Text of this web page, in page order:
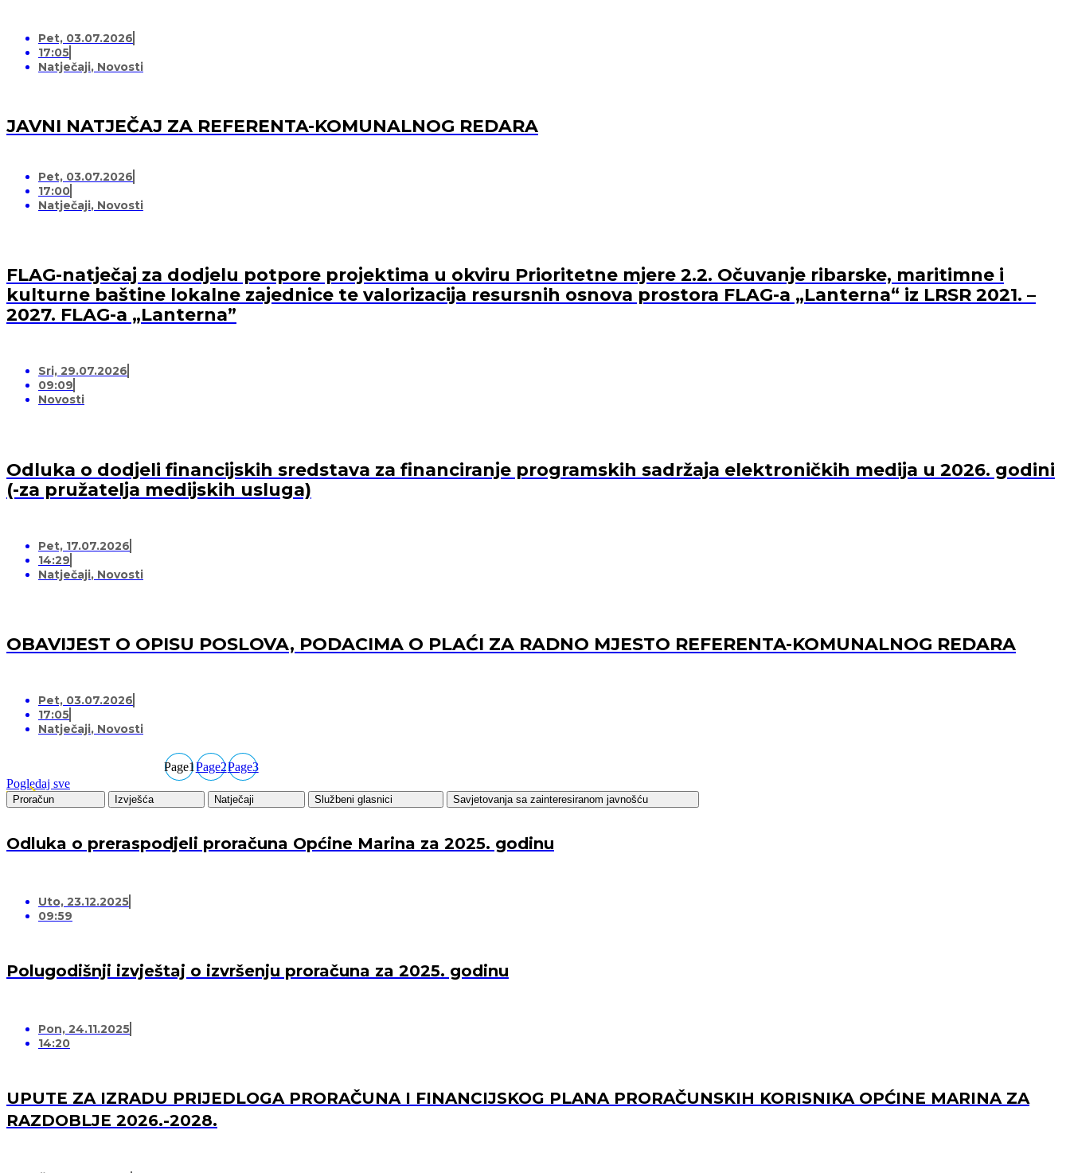
Pet, 03.07.2026
17:05
Natječaji, Novosti
JAVNI NATJEČAJ ZA REFERENTA-KOMUNALNOG REDARA
Pet, 03.07.2026
17:00
Natječaji, Novosti
FLAG-natječaj za dodjelu potpore projektima u okviru Prioritetne mjere 2.2. Očuvanje ribarske, maritimne i
kulturne baštine lokalne zajednice te valorizacija resursnih osnova prostora FLAG-a „Lanterna“ iz LRSR 2021. –
2027. FLAG-a „Lanterna”
Sri, 29.07.2026
09:09
Novosti
Odluka o dodjeli financijskih sredstava za financiranje programskih sadržaja elektroničkih medija u 2026. godini
(-za pružatelja medijskih usluga)
Pet, 17.07.2026
14:29
Natječaji, Novosti
OBAVIJEST O OPISU POSLOVA, PODACIMA O PLAĆI ZA RADNO MJESTO REFERENTA-KOMUNALNOG REDARA
Pet, 03.07.2026
17:05
Natječaji, Novosti
Page1Page2Page3
Pogledaj sve
Proračun Izvješća Natječaji Službeni glasnici Savjetovanja sa zainteresiranom javnošću
Odluka o preraspodjeli proračuna Općine Marina za 2025. godinu
Uto, 23.12.2025
09:59
Polugodišnji izvještaj o izvršenju proračuna za 2025. godinu
Pon, 24.11.2025
14:20
UPUTE ZA IZRADU PRIJEDLOGA PRORAČUNA I FINANCIJSKOG PLANA PRORAČUNSKIH KORISNIKA OPĆINE MARINA ZA
RAZDOBLJE 2026.-2028.